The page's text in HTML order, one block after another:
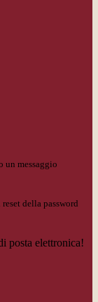
un messaggio
della password
posta elettronica!